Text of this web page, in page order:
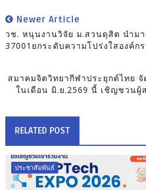
Newer Article
วช. หนุนงานวิจัย ม.สวนดุสิต นำม
37001ยกระดับความโปร่งใสองค์ก
สมาคมจิตวิทยากีฬาประยุกต์ไทย
ในเดือน มิ.ย.2569 นี้ เชิญชวนผู้
RELATED POST
ประชาสัมพันธ์